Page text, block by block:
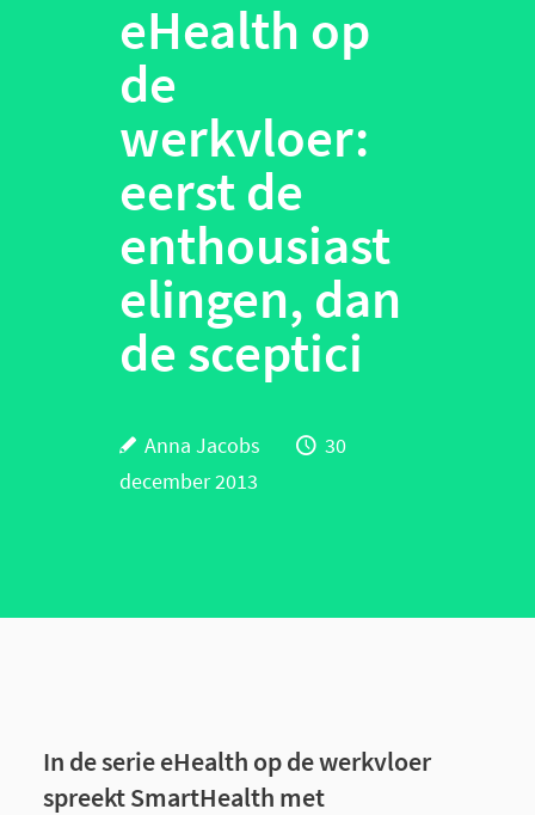
eHealth op
de
werkvloer:
eerst de
enthousiast
elingen, dan
de sceptici
Anna Jacobs
30
december 2013
In de serie eHealth op de werkvloer
spreekt SmartHealth met